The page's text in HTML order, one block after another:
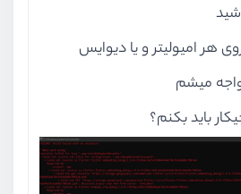
هر امیولیتر و یا دیوایس
میشم
باید بکنم؟